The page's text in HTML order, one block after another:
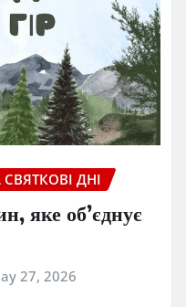
ДНІ
яке об’єднує
27, 2026